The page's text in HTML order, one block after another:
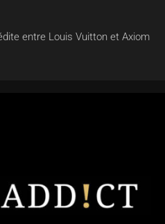
entre Louis Vuitton et Axiom